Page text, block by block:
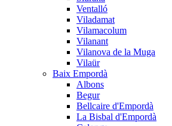
Ventalló
Viladamat
Vilamacolum
Vilanant
Vilanova de la Muga
Vilaür
Baix Empordà
Albons
Begur
Bellcaire d'Empordà
La Bisbal d'Empordà